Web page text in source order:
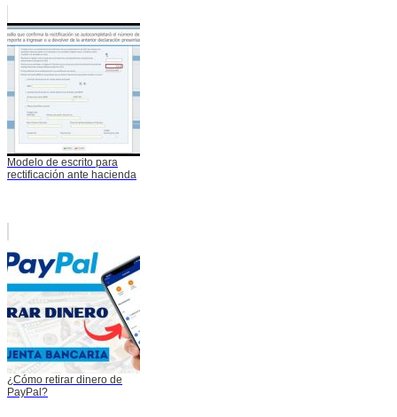
Modelo de escrito para
rectificación ante hacienda
¿Cómo retirar dinero de
PayPal?